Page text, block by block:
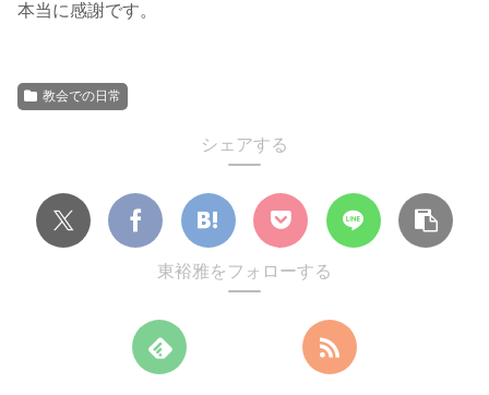
本当に感謝です。
教会での日常
シェアする
東裕雅をフォローする